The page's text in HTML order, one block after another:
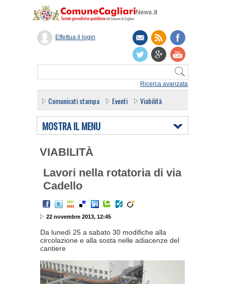
Ricerca avanzata
Effettua il login
Comunicati stampa Eventi Viabilità
MOSTRA IL MENU
VIABILITÀ
Lavori nella rotatoria di via
Cadello
22 novembre 2013, 12:45
Da lunedì 25 a sabato 30 modifiche alla
circolazione e alla sosta nelle adiacenze del
cantiere